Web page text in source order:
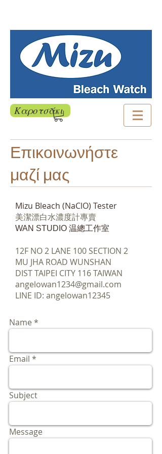
Καροτσάκι
Επικοινωνήστε
μαζί μας
Mizu Bleach (NaClO) Tester
​美潔漂白水濃度計專賣
WAN STUDIO 温總工作室
12F NO 2 LANE 100 SECTION 2
MU JHA ROAD WUNSHAN
DIST TAIPEI CITY 116 TAIWAN
angelowan1234@gmail.com
LINE ID: angelowan12345
Name
Email
Subject
Message